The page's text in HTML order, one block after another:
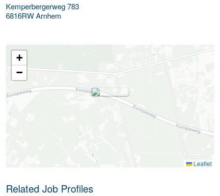
Kemperbergerweg 783
6816RWArnhem
+
−
Leaflet
Related Job Profiles